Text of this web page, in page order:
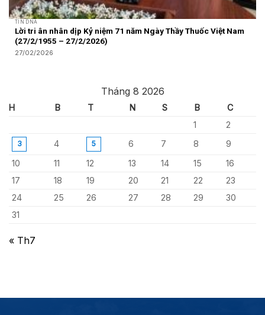
TIN DNA
Lời tri ân nhân dịp Kỷ niệm 71 năm Ngày Thầy Thuốc Việt Nam
(27/2/1955 – 27/2/2026)
27/02/2026
Tháng 8 2026
H B T N S B
C
1
2
3 4 5 6 7 8
9
10
11 12 13 14 15
16
17
18 19 20 21 22
23
24
25 26 27 28 29
30
31
« Th7